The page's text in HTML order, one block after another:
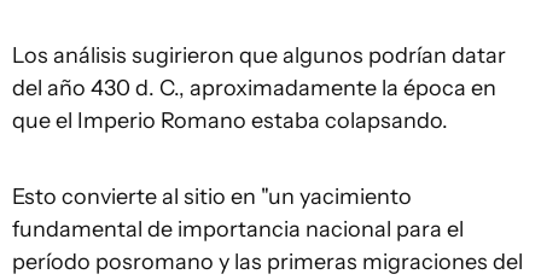
Los análisis sugirieron que algunos podrían datar
del año 430 d. C., aproximadamente la época en
que el Imperio Romano estaba colapsando.
Esto convierte al sitio en "un yacimiento
fundamental de importancia nacional para el
período posromano y las primeras migraciones del